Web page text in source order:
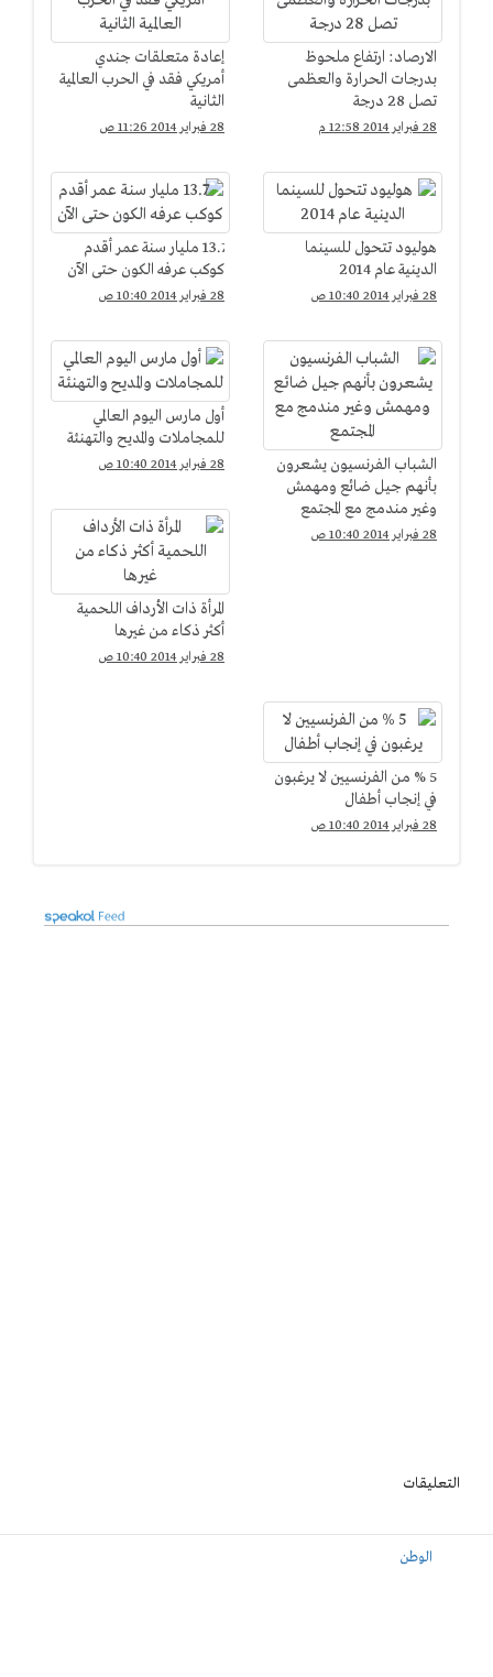
الارصاد: ارتفاع ملحوظ
بدرجات الحرارة والعظمى
تصل 28 درجة
28 فبراير 2014 12:58 م
إعادة متعلقات جندي
أمريكي فقد في الحرب العالمية
الثانية
28 فبراير 2014 11:26 ص
هوليود تتحول للسينما
الدينية عام 2014
28 فبراير 2014 10:40 ص
13.7 مليار سنة عمر أقدم
كوكب عرفه الكون حتى الآن
28 فبراير 2014 10:40 ص
الشباب الفرنسيون يشعرون
بأنهم جيل ضائع ومهمش
وغير مندمج مع المجتمع
28 فبراير 2014 10:40 ص
أول مارس اليوم العالمي
للمجاملات والمديح والتهنئة
28 فبراير 2014 10:40 ص
المرأة ذات الأرداف اللحمية
أكثر ذكاء من غيرها
28 فبراير 2014 10:40 ص
5 % من الفرنسيين لا يرغبون
في إنجاب أطفال
28 فبراير 2014 10:40 ص
التعليقات
الوطن